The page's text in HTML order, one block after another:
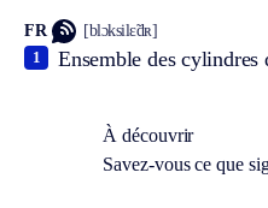
FR [blɔksilɛ̃dʀ]
Ensemble des cylindres
1
À découvrir
Savez-vous ce que